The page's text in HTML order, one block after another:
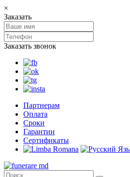
×
Заказать
Заказать звонок
Партнерам
Оплата
Сроки
Гарантии
Сертификаты